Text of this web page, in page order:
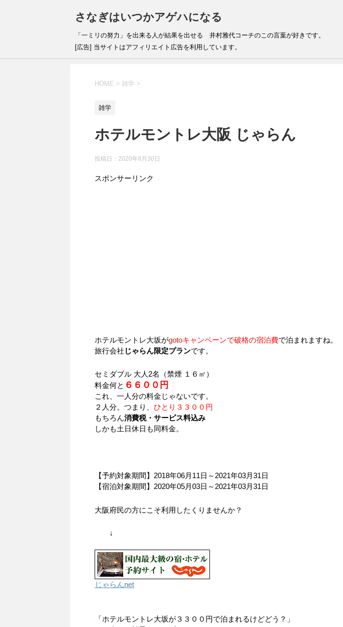
さなぎはいつかアゲハになる
「一ミリの努力」を出来る人が結果を出せ
[広告] 当サイトはアフィリエイト広告を利用しています。
HOME > 雑学 >
雑学
ホテルモントレ大阪 じゃらん
投稿日： 2020年8月30日
スポンサーリンク
ホテルモントレ大坂がgotoキャンペーンで破格の宿泊費で泊まれますね。
旅行会社 じゃらん限定プランです。
セミダブル 大人2名（禁煙 １６㎡）
料金何と ６６００円
これ、一人分の料金じゃないです。
２人分。つまり、 ひとり３３００円
もちろん消費税・サービス料込み
しかも土日休日も同料金。
【予約対象期間】2018年06月11日～2021年03月31日
【宿泊対象期間】2020年05月03日～2021年03月31日
大阪府民の方にこそ利用したくりませんか？
↓
じゃらんnet
「ホテルモントレ大坂が３３００円で泊まれるけどどう？」